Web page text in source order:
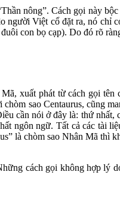
nông”. Cách gọi này
Việt cổ đặt ra, nó chỉ
con bọ cạp). Do đó rõ
xuất phát từ cách gọi
sao Centaurus, cũng
cần nói ở đây là: thứ
ngôn ngữ. Tất cả các tài
là chòm sao Nhân Mã
cách gọi không hợp lý